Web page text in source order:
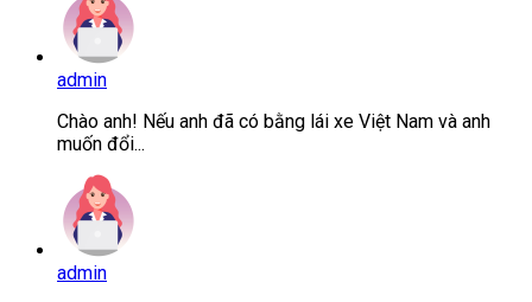
admin
Chào anh! Nếu anh đã có bằng lái xe Việt Nam và anh
muốn đổi...
admin